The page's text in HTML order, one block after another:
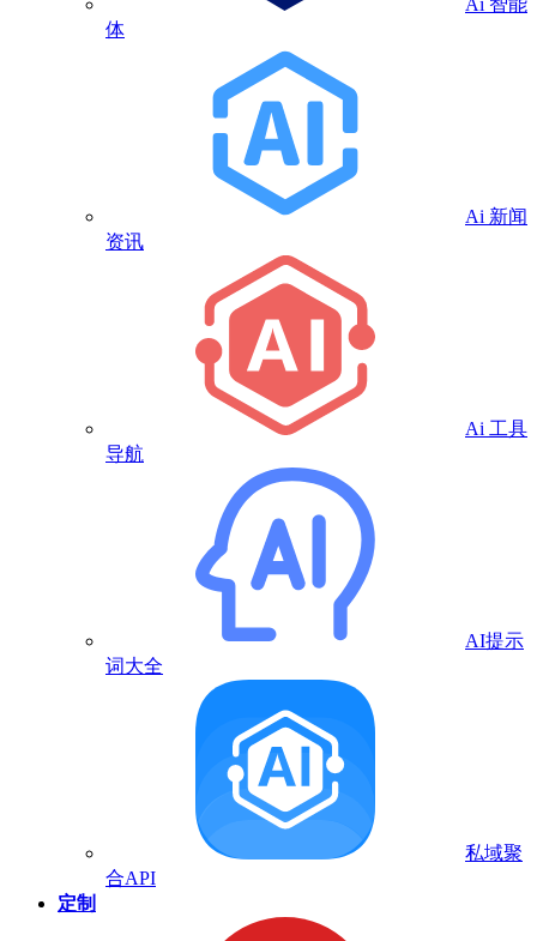
Ai 智能
体
Ai 新闻
资讯
Ai 工具
导航
AI提示
词大全
私域聚
合API
定制